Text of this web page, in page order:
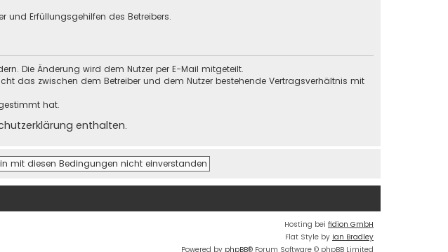
Erfüllungsgehilfen des Betreibers.
Die Änderung wird dem Nutzer per E-Mail mitgeteilt.
das zwischen dem Betreiber und dem Nutzer bestehende Vertragsverhältnis mit
hat.
enthalten.
Hosting bei fidion GmbH
Flat Style by Ian Bradley
Powered by phpBB® Forum Software © phpBB Limited